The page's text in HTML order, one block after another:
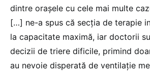
dintre orașele cu cele mai multe
[…] ne-a spus că secția de terapie
la capacitate maximă, iar doctorii
decizii de triere dificile, primind
au nevoie disperată de ventilație